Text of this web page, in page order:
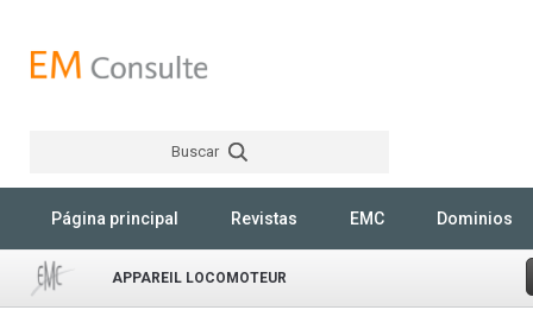
Buscar
Página principal Revistas EMC Dominios
APPAREIL LOCOMOTEUR